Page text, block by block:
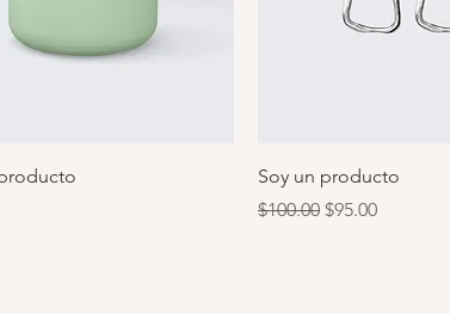
Soy un producto
Precio
$100.00 Precio de oferta
$95.00